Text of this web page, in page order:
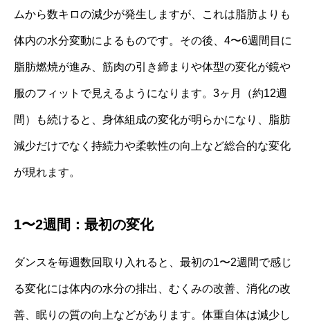
ムから数キロの減少が発生しますが、これは脂肪よりも
体内の水分変動によるものです。その後、4〜6週間目に
脂肪燃焼が進み、筋肉の引き締まりや体型の変化が鏡や
服のフィットで見えるようになります。3ヶ月（約12週
間）も続けると、身体組成の変化が明らかになり、脂肪
減少だけでなく持続力や柔軟性の向上など総合的な変化
が現れます。
1〜2週間：最初の変化
ダンスを毎週数回取り入れると、最初の1〜2週間で感じ
る変化には体内の水分の排出、むくみの改善、消化の改
善、眠りの質の向上などがあります。体重自体は減少し